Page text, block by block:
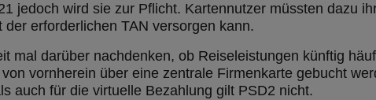
jedoch wird sie zur Pflicht. Kartennutzer müssten dazu
erforderlichen TAN versorgen kann.
mal darüber nachdenken, ob Reiseleistungen künftig
vornherein über eine zentrale Firmenkarte gebucht
auch für die virtuelle Bezahlung gilt PSD2 nicht.